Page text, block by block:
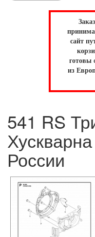
сайт
готовы
из
541 RS
России